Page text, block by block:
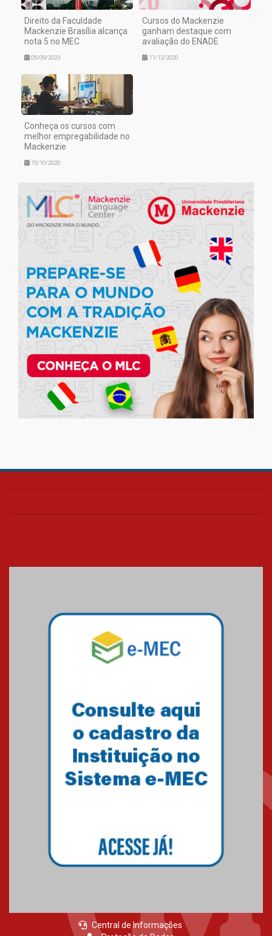
Direito da Faculdade
Mackenzie Brasília alcança
nota 5 no MEC
05/09/2023
Cursos do Mackenzie
ganham destaque com
avaliação do ENADE
11/12/2020
Conheça os cursos com
melhor empregabilidade no
Mackenzie
15/10/2020
Central de Informações